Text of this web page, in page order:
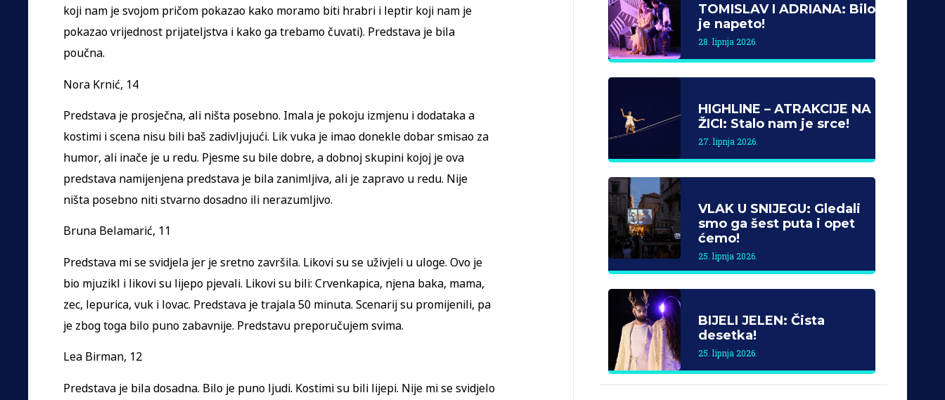
koji nam je svojom pričom pokazao kako moramo biti hrabri i leptir koji nam je
pokazao vrijednost prijateljstva i kako ga trebamo čuvati). Predstava je bila
poučna.
Nora Krnić, 14
Predstava je prosječna, ali ništa posebno. Imala je pokoju izmjenu i dodataka a
kostimi i scena nisu bili baš zadivljujući. Lik vuka je imao donekle dobar smisao za
humor, ali inače je u redu. Pjesme su bile dobre, a dobnoj skupini kojoj je ova
predstava namijenjena predstava je bila zanimljiva, ali je zapravo u redu. Nije
ništa posebno niti stvarno dosadno ili nerazumljivo.
Bruna Belamarić, 11
Predstava mi se svidjela jer je sretno završila. Likovi su se uživjeli u uloge. Ovo je
bio mjuzikl i likovi su lijepo pjevali. Likovi su bili: Crvenkapica, njena baka, mama,
zec, lepurica, vuk i lovac. Predstava je trajala 50 minuta. Scenarij su promijenili, pa
je zbog toga bilo puno zabavnije. Predstavu preporučujem svima.
Lea Birman, 12
Predstava je bila dosadna. Bilo je puno ljudi. Kostimi su bili lijepi. Nije mi se svidjelo
TOMISLAV I ADRIANA: Bilo
je napeto!
28. lipnja 2026.
HIGHLINE – ATRAKCIJE NA
ŽICI: Stalo nam je srce!
27. lipnja 2026.
VLAK U SNIJEGU: Gledali
smo ga šest puta i opet
ćemo!
25. lipnja 2026.
BIJELI JELEN: Čista
desetka!
25. lipnja 2026.